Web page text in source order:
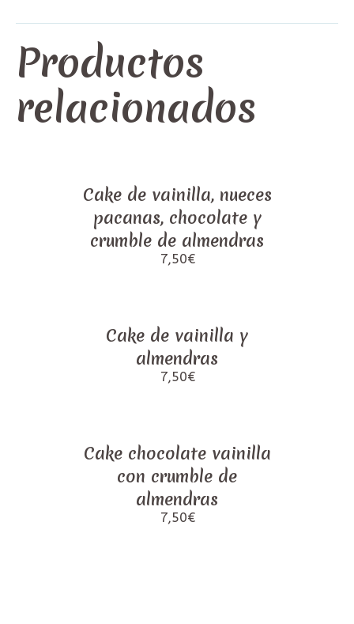
Productos
relacionados
Cake de vainilla, nueces
pacanas, chocolate y
crumble de almendras
7,50€
Cake de vainilla y
almendras
7,50€
Cake chocolate vainilla
con crumble de
almendras
7,50€